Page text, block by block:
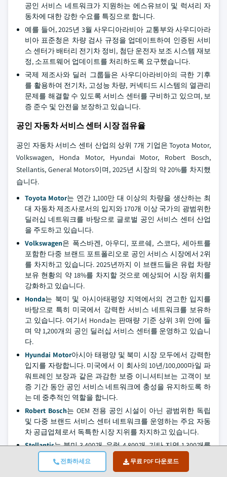
전화하세요 무료 PDF 다운로드
공인 서비스 네트워크가 지원하는 에스유브이 및 럭셔리 자
동차에 대한 강한 수요를 특징으로 합니다.
예를 들어, 2025년 3월 사우디아라비아 교통부와 사우디아라
비아 표준청은 차량 검사 규정을 업데이트하여 인증된 서비
스 센터가 배터리 전기차 정비, 첨단 운전자 보조 시스템 재보
정, 소프트웨어 업데이트를 처리하도록 요구했습니다.
국제 제조사와 딜러 그룹들은 사우디아라비아의 극한 기후
를 활용하여 전기차, 고성능 차량, 커넥티드 시스템의 열관리
문제를 해결할 수 있도록 서비스 센터를 구비하고 있으며, 보
증 준수 및 안전을 보장하고 있습니다.
공인 자동차 서비스 센터 시장 점유율
공인 자동차 서비스 센터 산업의 상위 7개 기업은 Toyota Motor,
Volkswagen, Honda Motor, Hyundai Motor, Robert Bosch,
Stellantis, General Motors이며, 2025년 시장의 약 20%를 차지했
습니다.
Toyota Motor는 연간 1,100만 대 이상의 차량을 생산하는 최
대 자동차 제조사로서의 입지와 170개 이상 국가의 광범위한
딜러십 네트워크를 바탕으로 글로벌 공인 서비스 센터 산업
을 주도하고 있습니다.
Volkswagen은 폭스바겐, 아우디, 포르쉐, 스코다, 세아트를
포함한 다중 브랜드 포트폴리오로 공인 서비스 시장에서 2위
를 차지하고 있습니다. 2025년까지 이 브랜드들은 유럽 차량
보유 현황의 약 18%를 차지할 것으로 예상되어 시장 위치를
강화하고 있습니다.
Honda는 북미 및 아시아태평양 지역에서의 견고한 입지를
바탕으로 특히 미국에서 강력한 서비스 네트워크를 보유하
고 있습니다. 여기서 Honda는 판매량 기준 상위 3위 안에 들
며 약 1,200개의 공인 딜러십 서비스 센터를 운영하고 있습니
다.
Hyundai Motor아시아 태평양 및 북미 시장 모두에서 강력한
입지를 자랑합니다. 미국에서 이 회사의 10년/100,000마일 파
워트레인 보장과 같은 과감한 보증 이니셔티브는 고객이 보
증 기간 동안 공인 서비스 네트워크에 충성을 유지하도록 하
는 데 중추적인 역할을 합니다.
Robert Bosch는 OEM 전용 공인 시설이 아닌 광범위한 독립
및 다중 브랜드 서비스 센터 네트워크를 운영하는 주요 자동
차 공급업체로서 독특한 시장 지위를 차지하고 있습니다.
Stellantis는 북미 3,400개, 유럽 4,800개, 기타 지역 1,300개를
포함하여 전 세계적으로 약 9,500개의 공인 서비스 위치를 운
영하고 있습니다. 이 회사는 유산 브랜드 전반에 걸쳐 서비스